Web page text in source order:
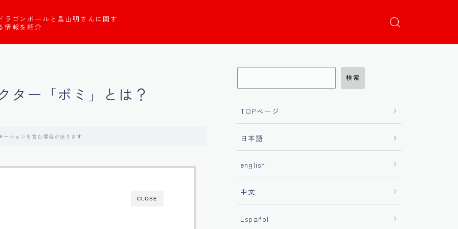
ラゴンボールと鳥山明さんに関す
情報を紹介
ター「ボミ」とは？
ーションを含む場合があります
CLOSE
検索
TOPページ
日本語
english
中文
Español